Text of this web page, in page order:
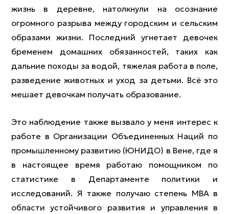
жизнь в деревне, натолкнули на осознание
огромного разрыва между городским и сельским
образами жизни. Последний угнетает девочек
бременем домашних обязанностей, таких как
дальние походы за водой, тяжелая работа в поле,
разведение животных и уход за детьми. Всё это
мешает девочкам получать образование.
Это наблюдение также вызвало у меня интерес к
работе в Организации Объединенных Наций по
промышленному развитию (ЮНИДО) в Вене, где я
в настоящее время работаю помощником по
статистике в Департаменте политики и
исследований. Я также получаю степень MBA в
области устойчивого развития и управления в